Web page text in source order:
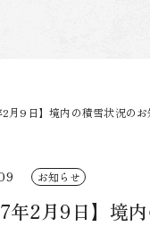
2月9日】境内の積雪状況の
お知らせ
7年2月9日】境